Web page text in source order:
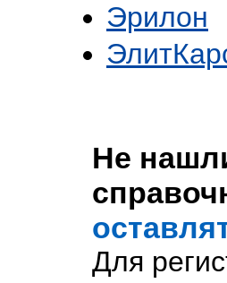
Эрилон
Не
Для